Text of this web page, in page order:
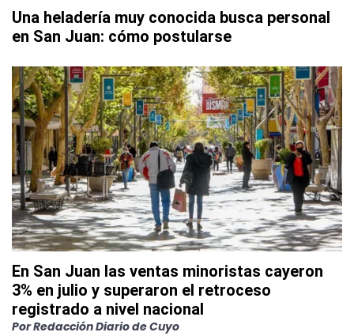
Una heladería muy conocida busca personal
en San Juan: cómo postularse
En San Juan las ventas minoristas cayeron
3% en julio y superaron el retroceso
registrado a nivel nacional
PorRedacción Diario de Cuyo